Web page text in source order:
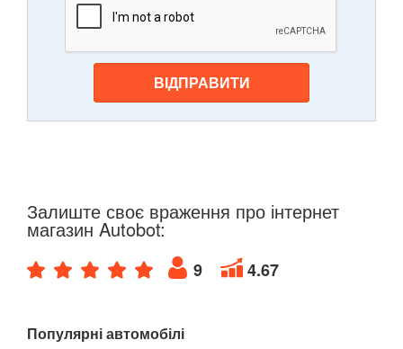
ВІДПРАВИТИ
Залиште своє враження про інтернет
магазин Autobot:
9 4.67
Популярні автомобілі